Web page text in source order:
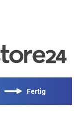
Fertig